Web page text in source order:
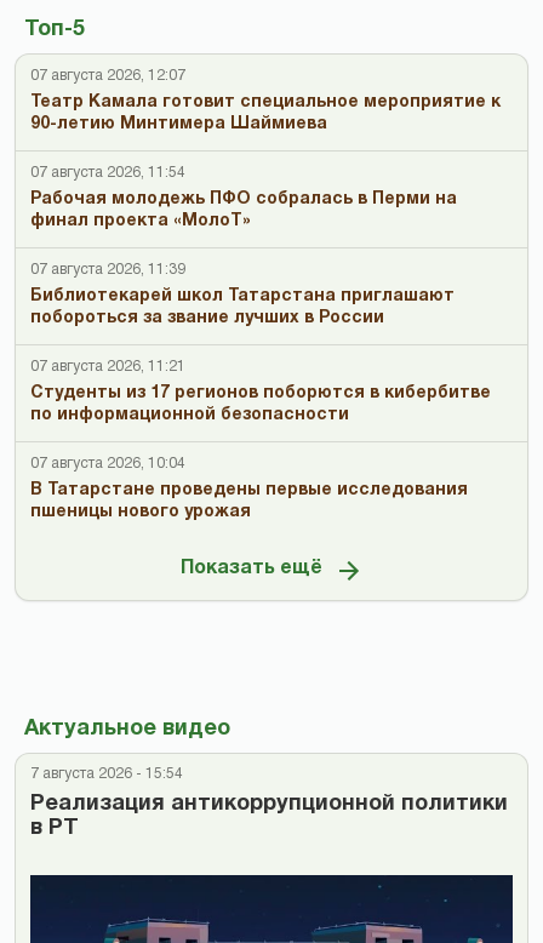
Топ-5
07 августа 2026, 12:07
Театр Камала готовит специальное мероприятие к
90-летию Минтимера Шаймиева
07 августа 2026, 11:54
Рабочая молодежь ПФО собралась в Перми на
финал проекта «МолоТ»
07 августа 2026, 11:39
Библиотекарей школ Татарстана приглашают
побороться за звание лучших в России
07 августа 2026, 11:21
Студенты из 17 регионов поборются в кибербитве
по информационной безопасности
07 августа 2026, 10:04
В Татарстане проведены первые исследования
пшеницы нового урожая
Показать ещё
Актуальное видео
7 августа 2026 - 15:54
Реализация антикоррупционной политики
в РТ